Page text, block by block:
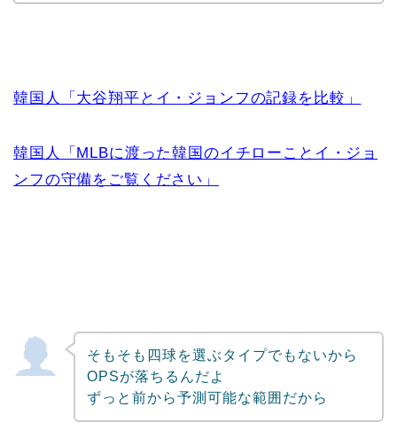
韓国人「大谷翔平とイ・ジョンフの記録を比較」
韓国人「MLBに渡った韓国のイチローことイ・ジョ
ンフの守備をご覧ください」
そもそも四球を選ぶタイプでもないから
OPSが落ちるんだよ
ずっと前から予測可能な範囲だから